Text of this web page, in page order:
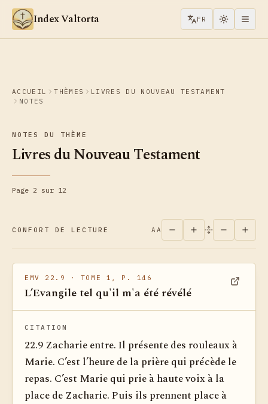
Aller au contenu
Index Valtorta FR
ACCUEIL THÈMES
LIVRES DU NOUVEAU TESTAMENT
NOTES
NOTES DU THÈME
Livres du Nouveau Testament
Page 2 sur 12
CONFORT DE LECTURE AA
EMV 22.9 · TOME 1, P. 146
L’Evangile tel qu'il m'a été révélé
CITATION
22.9 Zacharie entre. Il présente des rouleaux à
Marie. C’est l’heure de la prière qui précède le
repas. C’est Marie qui prie à haute voix à la
place de Zacharie. Puis ils prennent place à